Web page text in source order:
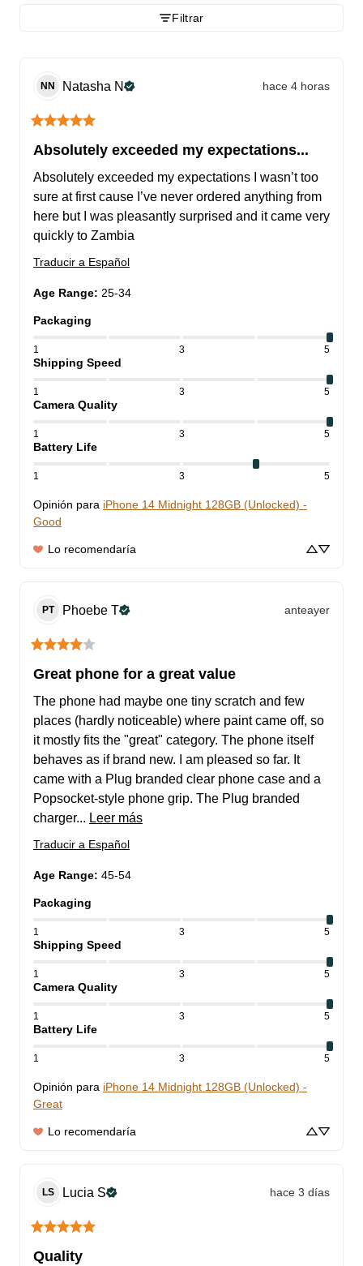
Filtrar
NN Natasha N hace 4 horas
Absolutely exceeded my expectations...
Absolutely exceeded my expectations I wasn’t too
sure at first cause I’ve never ordered anything from
here but I was pleasantly surprised and it came very
quickly to Zambia
Traducir a Español
Age Range: 25-34
Packaging
1 3 5
Shipping Speed
1 3 5
Camera Quality
1 3 5
Battery Life
1 3 5
Opinión para iPhone 14 Midnight 128GB (Unlocked) -
Good
Lo recomendaría
PT Phoebe T anteayer
Great phone for a great value
The phone had maybe one tiny scratch and few
places (hardly noticeable) where paint came off, so
it mostly fits the "great" category. The phone itself
behaves as if brand new. I am pleased so far. It
came with a Plug branded clear phone case and a
Popsocket-style phone grip. The Plug branded
charger... Leer más
Traducir a Español
Age Range: 45-54
Packaging
1 3 5
Shipping Speed
1 3 5
Camera Quality
1 3 5
Battery Life
1 3 5
Opinión para iPhone 14 Midnight 128GB (Unlocked) -
Great
Lo recomendaría
LS Lucia S hace 3 días
Quality